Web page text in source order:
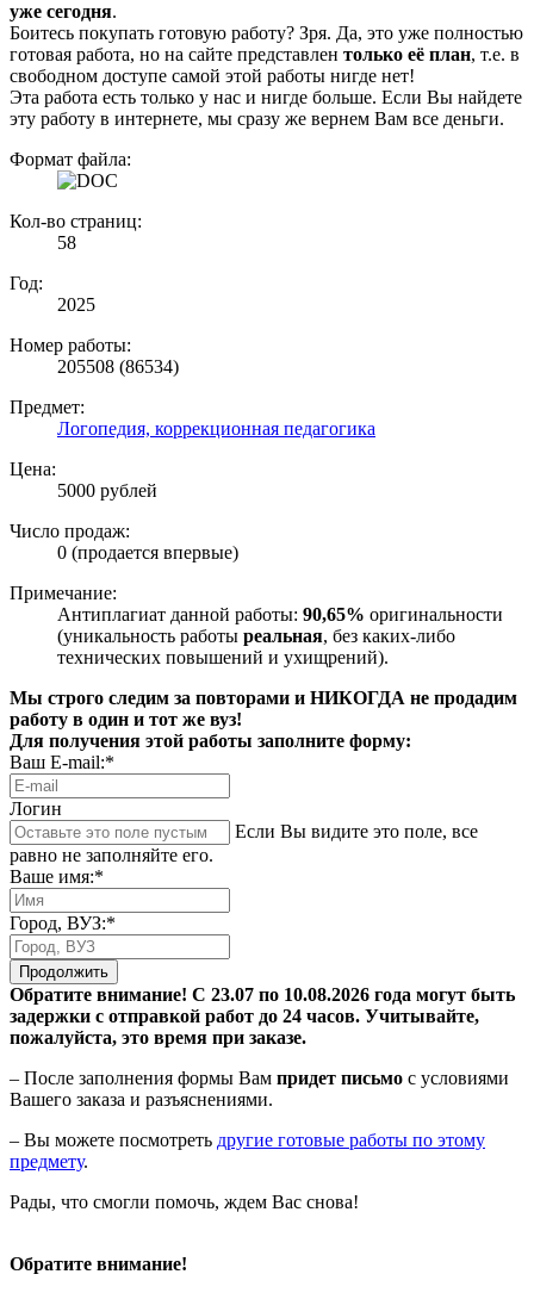
уже сегодня.
Боитесь покупать готовую работу? Зря. Да, это уже полностью
готовая работа, но на сайте представлен только её план, т.е. в
свободном доступе самой этой работы нигде нет!
Эта работа есть только у нас и нигде больше. Если Вы найдете
эту работу в интернете, мы сразу же вернем Вам все деньги.
Формат файла:
Кол-во страниц:
58
Год:
2025
Номер работы:
205508 (86534)
Предмет:
Логопедия, коррекционная педагогика
Цена:
5000 рублей
Число продаж:
0 (продается впервые)
Примечание:
Антиплагиат данной работы: 90,65% оригинальности
(уникальность работы реальная, без каких-либо
технических повышений и ухищрений).
Мы строго следим за повторами и НИКОГДА не продадим
работу в один и тот же вуз!
Для получения этой работы заполните форму:
Ваш E-mail:*
Логин
Если Вы видите это поле, все
равно не заполняйте его.
Ваше имя:*
Город, ВУЗ:*
Продолжить
Обратите внимание! С 23.07 по 10.08.2026 года могут быть
задержки с отправкой работ до 24 часов. Учитывайте,
пожалуйста, это время при заказе.
– После заполнения формы Вам придет письмо с условиями
Вашего заказа и разъяснениями.
– Вы можете посмотреть другие готовые работы по этому
предмету.
Рады, что смогли помочь, ждем Вас снова!
Обратите внимание!